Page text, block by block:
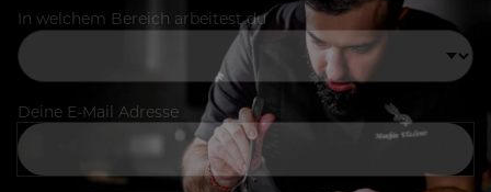
In welchem Bereich arbeitest du
Deine E-Mail Adresse